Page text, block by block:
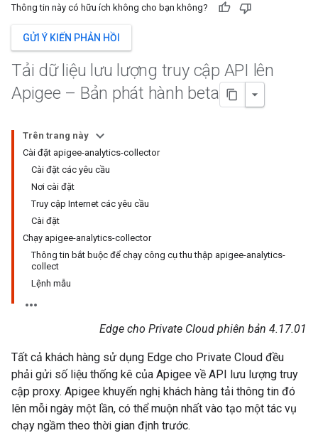
Thông tin này có hữu ích không cho bạn không?
GỬI Ý KIẾN PHẢN HỒI
Tải dữ liệu lưu lượng truy cập API lên
Apigee – Bản phát hành beta
Trên trang này
Cài đặt apigee-analytics-collector
Cài đặt các yêu cầu
Nơi cài đặt
Truy cập Internet các yêu cầu
Cài đặt
Chạy apigee-analytics-collector
Thông tin bắt buộc để chạy công cụ thu thập apigee-analytics-
collect
Lệnh mẫu
Edge cho Private Cloud phiên bản 4.17.01
Tất cả khách hàng sử dụng Edge cho Private Cloud đều
phải gửi số liệu thống kê của Apigee về API lưu lượng truy
cập proxy. Apigee khuyến nghị khách hàng tải thông tin đó
lên mỗi ngày một lần, có thể muộn nhất vào tạo một tác vụ
chạy ngầm theo thời gian định trước.